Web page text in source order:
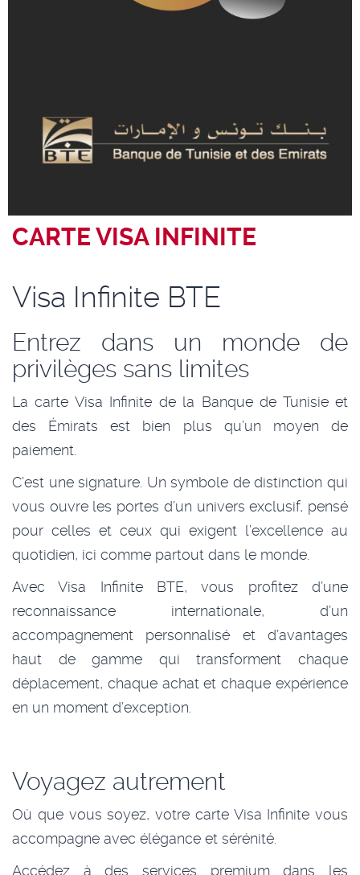
CARTE VISA INFINITE
Visa Infinite BTE
Entrez dans un monde de
privilèges sans limites
La carte Visa Infinite de la Banque de Tunisie et
des Émirats est bien plus qu’un moyen de
paiement.
C’est une signature. Un symbole de distinction qui
vous ouvre les portes d’un univers exclusif, pensé
pour celles et ceux qui exigent l’excellence au
quotidien, ici comme partout dans le monde.
Avec Visa Infinite BTE, vous profitez d’une
reconnaissance internationale, d’un
accompagnement personnalisé et d’avantages
haut de gamme qui transforment chaque
déplacement, chaque achat et chaque expérience
en un moment d’exception.
Voyagez autrement
Où que vous soyez, votre carte Visa Infinite vous
accompagne avec élégance et sérénité.
Accédez à des services premium dans les